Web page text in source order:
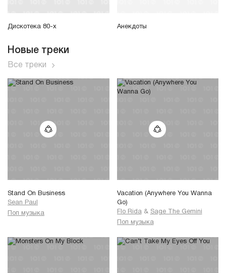
Дискотека 80-х Анекдоты
Новые треки
Все треки
Stand On Business
Sean Paul
Поп музыка
Vacation (Anywhere You Wanna
Go)
Flo Rida & Sage The Gemini
Поп музыка